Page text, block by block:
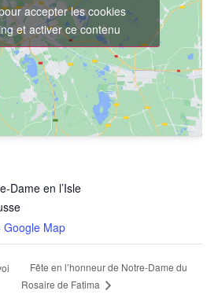
Dame en l’Isle
Google Map
accepter les cookies
et activer ce contenu
Fête en l’honneur de Notre-Dame du
Rosaire de Fatima